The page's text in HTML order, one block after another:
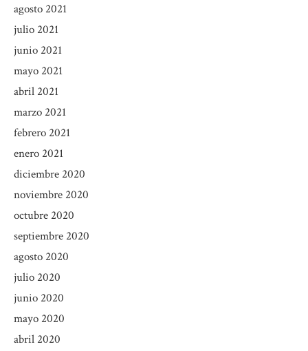
agosto 2021
julio 2021
junio 2021
mayo 2021
abril 2021
marzo 2021
febrero 2021
enero 2021
diciembre 2020
noviembre 2020
octubre 2020
septiembre 2020
agosto 2020
julio 2020
junio 2020
mayo 2020
abril 2020